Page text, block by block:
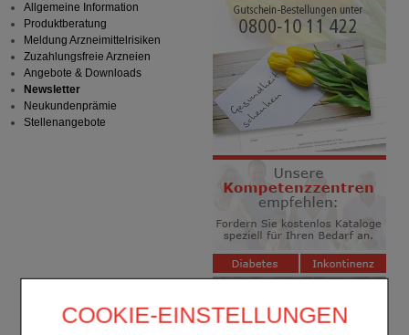
COOKIE-EINSTELLUNGEN
Allgemeine Information
Produktberatung
Meldung Arzneimittelrisiken
Zuzahlungsfreie Arzneien
Angebote & Downloads
Newsletter
Neukundenprämie
Stellenangebote